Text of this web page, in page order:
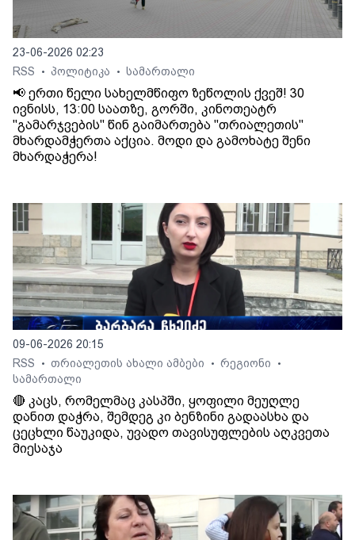
23-06-2026 02:23
RSS
• პოლიტიკა • სამართალი
📢 ერთი წელი სახელმწიფო ზეწოლის ქვეშ! 30
ივნისს, 13:00 საათზე, გორში, კინოთეატრ
"გამარჯვების" წინ გაიმართება "თრიალეთის"
მხარდამჭერთა აქცია. მოდი და გამოხატე შენი
მხარდაჭერა!
09-06-2026 20:15
RSS
• თრიალეთის ახალი ამბები • რეგიონი •
სამართალი
🔴 კაცს, რომელმაც კასპში, ყოფილი მეუღლე
დანით დაჭრა, შემდეგ კი ბენზინი გადაასხა და
ცეცხლი წაუკიდა, უვადო თავისუფლების აღკვეთა
მიესაჯა